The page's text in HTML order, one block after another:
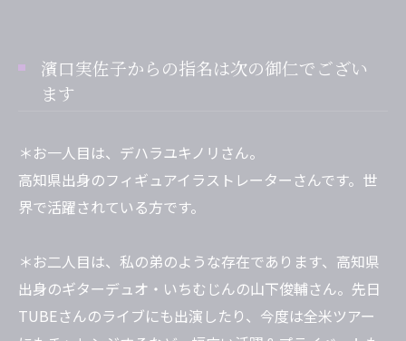
濱口実佐子からの指名は次の御仁でござい
ます
＊お一人目は、デハラユキノリさん。
高知県出身のフィギュアイラストレーターさんです。世
界で活躍されている方です。
＊お二人目は、私の弟のような存在であります、高知県
出身のギターデュオ・いちむじんの山下俊輔さん。先日
TUBEさんのライブにも出演したり、今度は全米ツアー